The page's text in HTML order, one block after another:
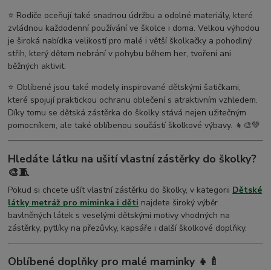
⭐ Rodiče oceňují také snadnou údržbu a odolné materiály, které
zvládnou každodenní používání ve školce i doma. Velkou výhodou
je široká nabídka velikostí pro malé i větší školkačky a pohodlný
střih, který dětem nebrání v pohybu během her, tvoření ani
běžných aktivit.
⭐ Oblíbené jsou také modely inspirované dětskými šatičkami,
které spojují praktickou ochranu oblečení s atraktivním vzhledem.
Díky tomu se dětská zástěrka do školky stává nejen užitečným
pomocníkem, ale také oblíbenou součástí školkové výbavy. 👧🎨💚
Hledáte látku na ušití vlastní zástěrky do školky?
🎨🧵
Pokud si chcete ušít vlastní zástěrku do školky, v kategorii Dětské
látky metráž pro miminka i děti najdete široký výběr
bavlněných látek s veselými dětskými motivy vhodných na
zástěrky, pytlíky na přezůvky, kapsáře i další školkové doplňky.
Oblíbené doplňky pro malé maminky 👧🍼